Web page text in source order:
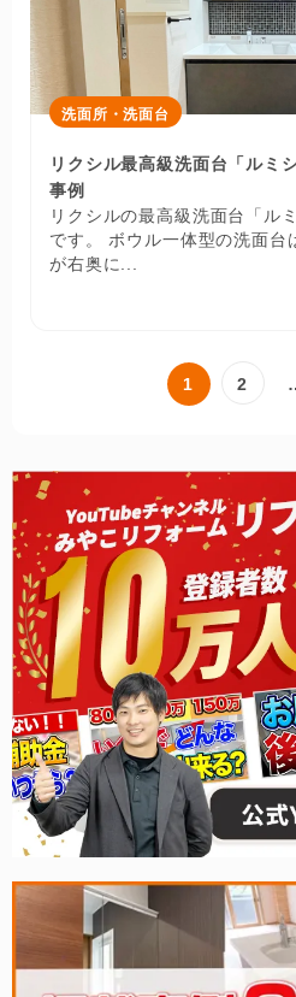
洗面所・洗面台
リクシル最高級洗面台「ルミ
事例
リクシルの最高級洗面台「ル
です。 ボウル一体型の洗面台
が右奥に...
1 2